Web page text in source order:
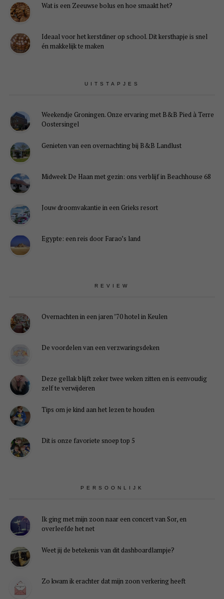
Wat is een Zeeuwse bolus en hoe smaakt het?
Ideaal voor het kerstdiner op school. Dit kersthapje is snel
én makkelijk te maken
UITSTAPJES
Weekendje Groningen. Onze ervaring met B&B Pied à Terre
Oostersingel
Genieten van een overnachting bij B&B Landlust
Midweek De Haan met gezin: ons verblijf in Beachhouse 68
Jouw droomvakantie in een Grieks resort
Egypte: een reis door Farao’s land
REVIEW
Overnachten in een jaren ’70 hotel in Keulen
De voordelen van een verzwaringsdeken
Deze gellak blijft zeker twee weken zitten en is eenvoudig
zelf te verwijderen
Tips om je kind aan het lezen te houden
Dit is onze favoriete snoep top 5
PERSOONLIJK
Ik ging met mijn zoon naar een concert van Sor, en
overleefde het net
Weet jij de betekenis van dit dashboardlampje?
Zo kwam ik erachter dat mijn zoon verkering heeft